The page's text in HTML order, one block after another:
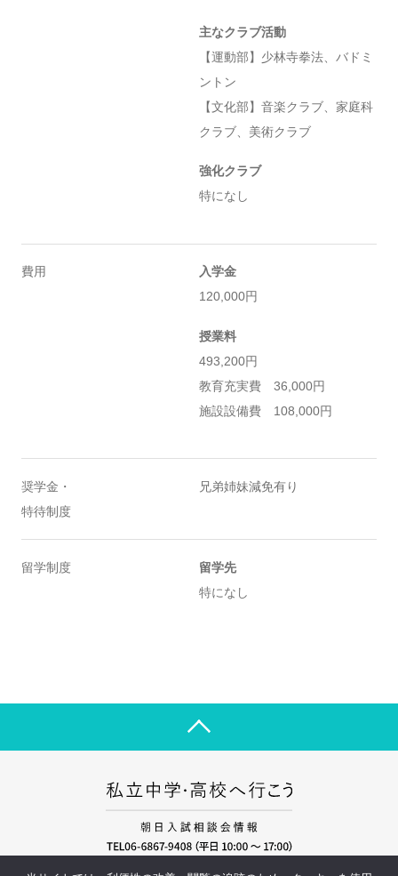
主なクラブ活動
【運動部】少林寺拳法、バドミ
ントン
【文化部】音楽クラブ、家庭科
クラブ、美術クラブ
強化クラブ
特になし
費用
入学金
120,000円
授業料
493,200円
教育充実費 36,000円
施設設備費 108,000円
奨学金・
特待制度
兄弟姉妹減免有り
留学制度
留学先
特になし